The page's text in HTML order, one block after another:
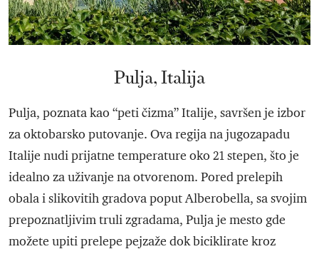
Pulja, Italija
Pulja, poznata kao “peti čizma” Italije, savršen je izbor
za oktobarsko putovanje. Ova regija na jugozapadu
Italije nudi prijatne temperature oko 21 stepen, što je
idealno za uživanje na otvorenom. Pored prelepih
obala i slikovitih gradova poput Alberobella, sa svojim
prepoznatljivim truli zgradama, Pulja je mesto gde
možete upiti prelepe pejzaže dok biciklirate kroz